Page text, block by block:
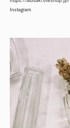
​Instagram​